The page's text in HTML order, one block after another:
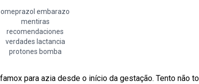
omeprazol embarazo
mentiras
recomendaciones
verdades lactancia
protones bomba
para azia desde o início da gestação. Tento não